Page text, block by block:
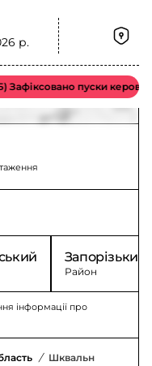
р.
Зафіксовано пуски
на Запоріжжі
у Запорізька
Запорізький
Район
інформації про
/ Шквальний Вітер